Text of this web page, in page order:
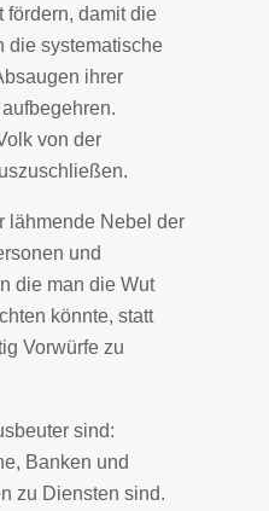
fördern, damit die
die systematische
ihrer
von der
lähmende Nebel der
und
die man die Wut
könnte, statt
Vorwürfe zu
sind:
Banken und
zu Diensten sind.